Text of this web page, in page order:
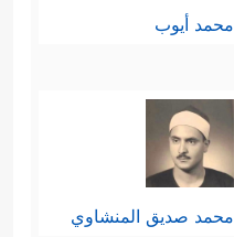
محمد أيوب
محمد صديق المنشاوي